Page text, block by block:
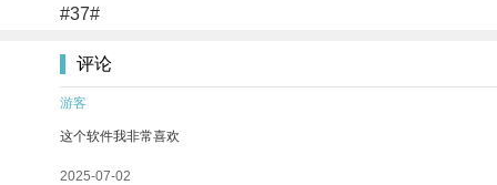
#37#
评论
游客
这个软件我非常喜欢
2025-07-02